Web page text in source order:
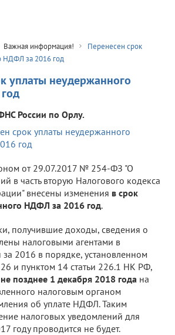
Важная информация!
Перенесен срок
НДФЛ за 2016 год
уплаты неудержанного
России по Орлу.
от 29.07.2017 № 254-ФЗ "О
в часть вторую Налогового кодекса
внесены изменения в срок
НДФЛ за 2016 год.
получившие доходы, сведения о
налоговыми агентами в
2016 в порядке, установленном
и пунктом 14 статьи 226.1 НК РФ,
позднее 1 декабря 2018 года на
налоговым органом
об уплате НДФЛ. Таким
налоговых уведомлений для
году проводится не будет.